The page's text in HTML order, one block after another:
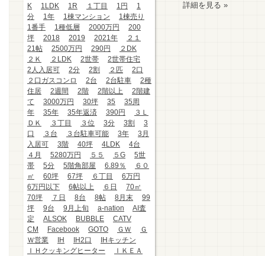
K
1LDK 1R １丁目 1円
1
分
1年 1棟マンション
1棟売り
1番手
1種低層 2000万円
200
坪
2018 2019 2021年
２１
21帖
2500万円 290円
２DK
２Ｋ
２LDK 2世帯
2世帯住宅
2人入居可
2分 2割 ２匹
2口
２口ガスコンロ
2台 2台駐車
2種
住居
2週間 2階 2階以上
2階建
て
3000万円 30坪 35
35周
年
35年 35年返済 390円
３Ｌ
ＤＫ
３丁目 ３位 3分 3割
3
口
３台 ３台駐車可能 3年
3月
入居可
3階 40坪 4LDK
4台
４月
5280万円 ５５ ５G
5世
帯
5分 5階角部屋 6.89％
６０
㎡
60坪 67坪 ６丁目
6万円
6万円以下
6帖以上 ６日
70㎡
70坪
７日 8台 8帖 8月末
99
坪
9台 9月上旬 a-nation
AI査
定
ALSOK BUBBLE
CATV
CM
Facebook GOTO ＧＷ
Ｇ
Ｗ営業
IH IH2口
IHキッチン
ＩＨクッキングヒーター
ＩＫＥＡ
詳細を見る »